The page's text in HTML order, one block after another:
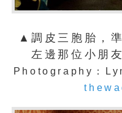
▲調皮三胞胎，
左邊那位小朋
Photography：